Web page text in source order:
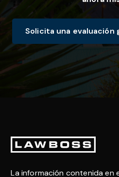
Solicita una
Pie
La información contenida en